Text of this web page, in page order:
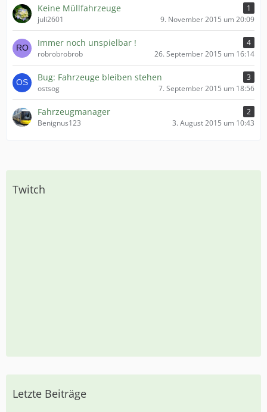
Keine Müllfahrzeuge
1
juli2601
9. November 2015 um 20:09
Immer noch unspielbar !
4
robrobrobrob
26. September 2015 um 16:14
Bug: Fahrzeuge bleiben stehen
3
ostsog
7. September 2015 um 18:56
Fahrzeugmanager
2
Benignus123
3. August 2015 um 10:43
Twitch
Letzte Beiträge